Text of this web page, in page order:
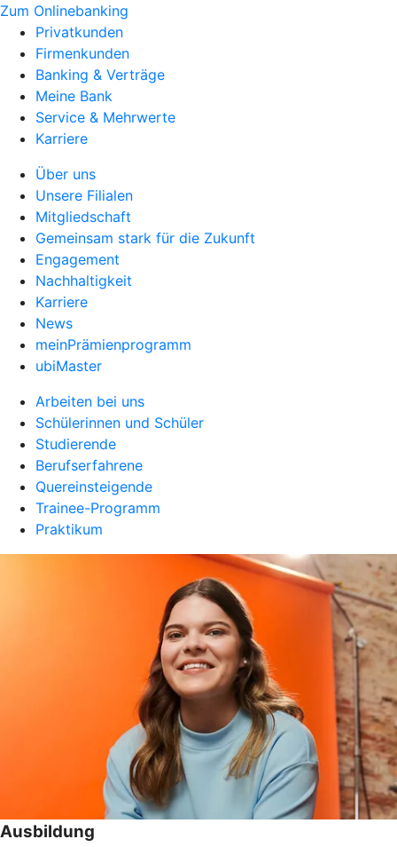
Zum Onlinebanking
Privatkunden
Firmenkunden
Banking & Verträge
Meine Bank
Service & Mehrwerte
Karriere
Über uns
Unsere Filialen
Mitgliedschaft
Gemeinsam stark für die Zukunft
Engagement
Nachhaltigkeit
Karriere
News
meinPrämienprogramm
ubiMaster
Arbeiten bei uns
Schülerinnen und Schüler
Studierende
Berufserfahrene
Quereinsteigende
Trainee-Programm
Praktikum
Ausbildung